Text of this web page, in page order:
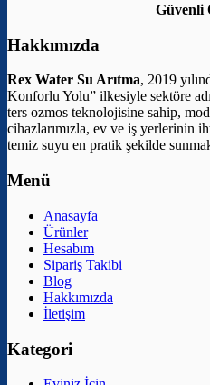
Güvenli
Hakkımızda
Rex Water Su Arıtma, 2019
Konforlu Yolu” ilkesiyle sektöre
ters ozmos teknolojisine sahip,
cihazlarımızla, ev ve iş yerlerinin
temiz suyu en pratik şekilde
Menü
Anasayfa
Ürünler
Hesabım
Sipariş Takibi
Blog
Hakkımızda
İletişim
Kategori